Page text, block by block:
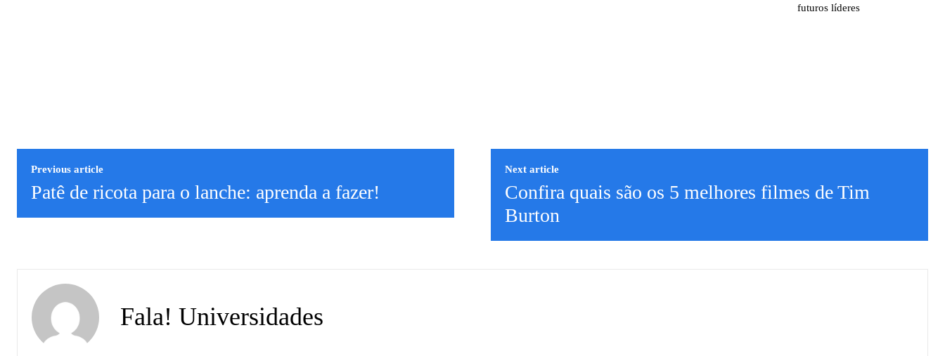
futuros líderes
Previous article
Patê de ricota para o lanche: aprenda a fazer!
Next article
Confira quais são os 5 melhores filmes de Tim
Burton
Fala! Universidades